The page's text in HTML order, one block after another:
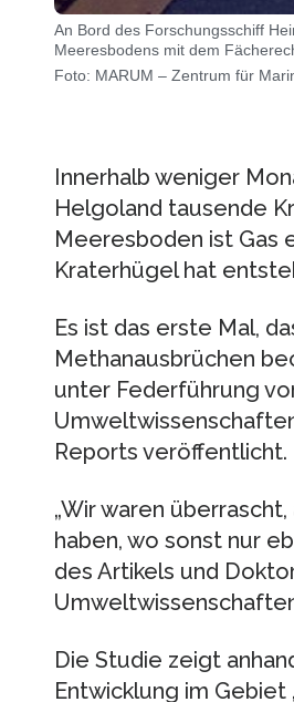
An Bord des Forschungsschiff
Meeresbodens mit dem
Foto: MARUM – Zentrum für
Innerhalb weniger
Helgoland tausende
Meeresboden ist Gas
Kraterhügel hat
Es ist das erste Mal,
Methanausbrüchen
unter Federführung
Reports veröffentlicht.
„Wir waren
haben, wo sonst nur
des Artikels und
Die Studie zeigt
Entwicklung im